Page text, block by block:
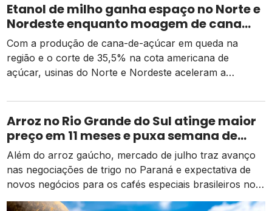
Etanol de milho ganha espaço no Norte e
Nordeste enquanto moagem de cana
recua e tarifa dos EUA pressiona usinas
Com a produção de cana-de-açúcar em queda na
região e o corte de 35,5% na cota americana de
açúcar, usinas do Norte e Nordeste aceleram a
de receita e competitividade.
Arroz no Rio Grande do Sul atinge maior
preço em 11 meses e puxa semana de
valorização no campo
Além do arroz gaúcho, mercado de julho traz avanço
nas negociações de trigo no Paraná e expectativa de
novos negócios para os cafés especiais brasileiros no
exterior